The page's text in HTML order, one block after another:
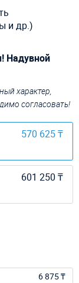
и др.)
Надувной
характер,
согласовать!
570 625 ₸
601 250 ₸
6 875 ₸